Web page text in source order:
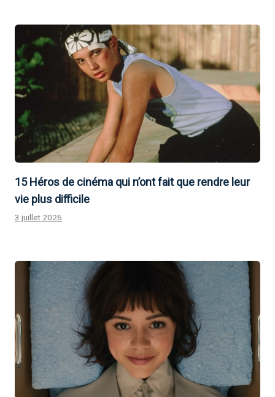
15 Héros de cinéma qui n’ont fait que rendre leur
vie plus difficile
3 juillet 2026